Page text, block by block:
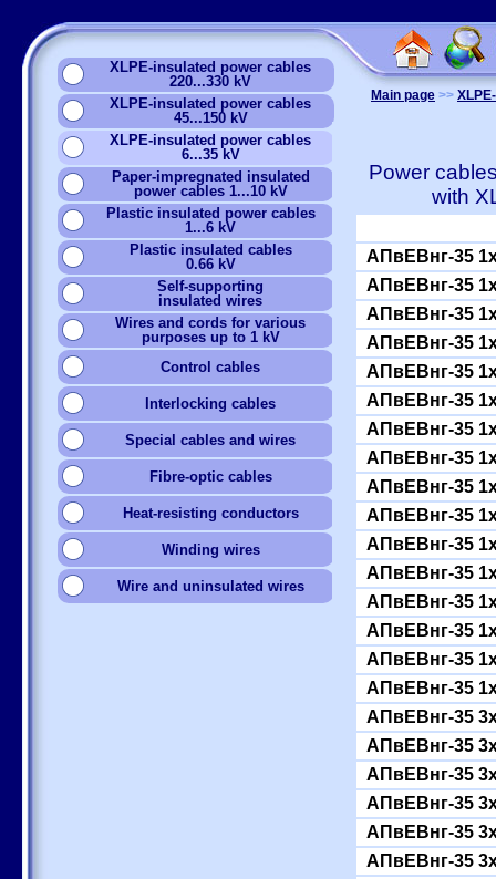
XLPE-insulated power cables
220...330 kV
XLPE-insulated power cables
45...150 kV
XLPE-insulated power cables
6...35 kV
Paper-impregnated insulated
power cables 1...10 kV
Plastic insulated power cables
1...6 kV
Plastic insulated cables
0.66 kV
Self-supporting
insulated wires
Wires and cords for various
purposes up to 1 kV
Сontrol cables
Interlocking cables
Special cables and wires
Fibre-optic cables
Heat-resisting conductors
Winding wires
Wire and uninsulated wires
Main page >>
Power
with
АПвЕВнг-35
АПвЕВнг-35
АПвЕВнг-35
АПвЕВнг-35
АПвЕВнг-35
АПвЕВнг-35
АПвЕВнг-35
АПвЕВнг-35
АПвЕВнг-35
АПвЕВнг-35
АПвЕВнг-35
АПвЕВнг-35
АПвЕВнг-35
АПвЕВнг-35
АПвЕВнг-35
АПвЕВнг-35
АПвЕВнг-35
АПвЕВнг-35
АПвЕВнг-35
АПвЕВнг-35
АПвЕВнг-35
АПвЕВнг-35